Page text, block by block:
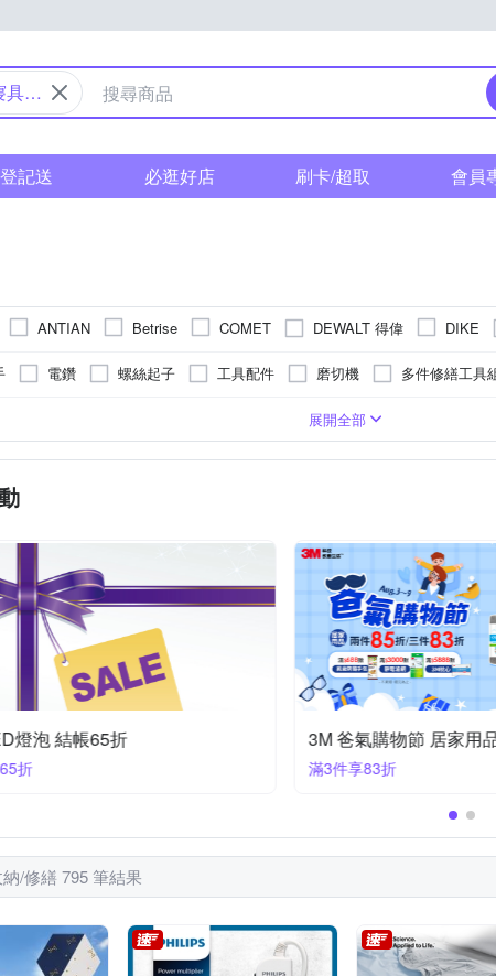
心
具/
登記送 必逛好店 刷卡/超取 會員
ANTIAN Betrise COMET DEWALT 得偉 DIKE
JHS Kao 花王 KINYO KING TONY LION 獅王
太星電工 其他品牌 太星 蓋安全 雞仔牌
電鑽 螺絲起子 工具配件 磨切機 多件修繕工具
收納籃
旅用轉接頭 單人椅墊 縫隙架/轉角置物架 鋸子 纖
多圖壁貼
浴廁清潔刷 收納架/層架
組合
2插座
展開全部
燈泡 結帳65折
折
3M 爸氣購物節 居家用
滿3件享83折
/修繕 795 筆結果